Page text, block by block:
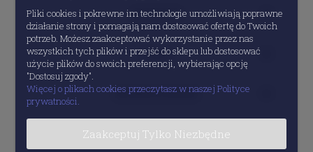
MOJE KONTO
POMOC
INFORMACJE PRAWNE
O FIRMIE
Pliki cookies i pokrewne im technologie umożliwiają poprawne
działanie strony i pomagają nam dostosować ofertę do Twoich
potrzeb. Możesz zaakceptować wykorzystanie przez nas
wszystkich tych plików i przejść do sklepu lub dostosować
użycie plików do swoich preferencji, wybierając opcję
"Dostosuj zgody".
Więcej o plikach cookies przeczytasz w naszej Polityce
prywatności.
Zaakceptuj Tylko Niezbędne